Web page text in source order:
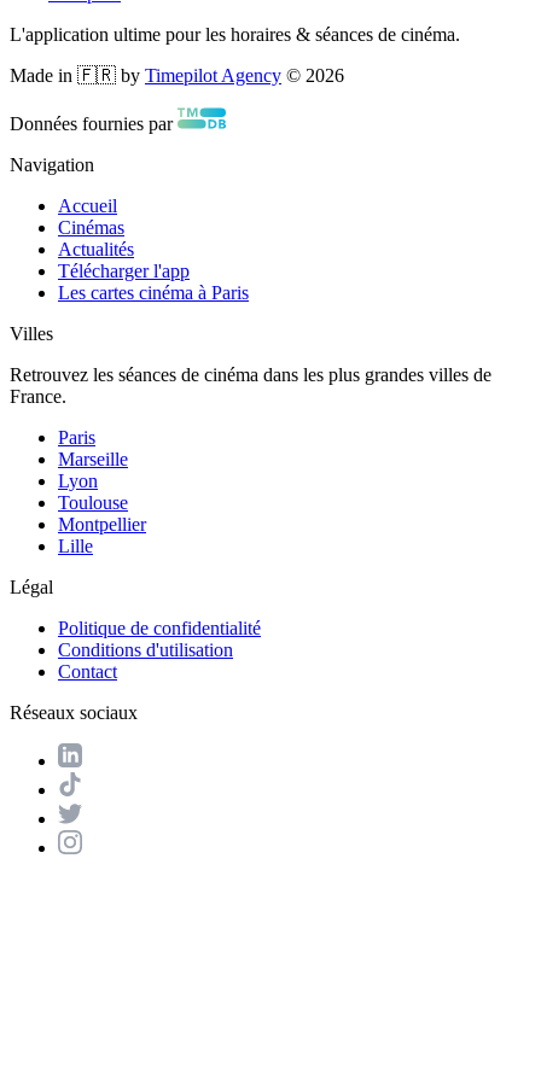
L'application ultime pour les horaires & séances de cinéma.
Made in 🇫🇷 by Timepilot Agency © 2026
Données fournies par
Navigation
Accueil
Cinémas
Actualités
Télécharger l'app
Les cartes cinéma à Paris
Villes
Retrouvez les séances de cinéma dans les plus grandes villes de
France.
Paris
Marseille
Lyon
Toulouse
Montpellier
Lille
Légal
Politique de confidentialité
Conditions d'utilisation
Contact
Réseaux sociaux